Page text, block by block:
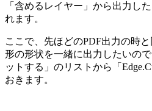
「含めるレイヤー」から出力し
れます。
ここで、先ほどのPDF出力の時
形の形状を一緒に出力したいの
ットする」のリストから「
おきます。